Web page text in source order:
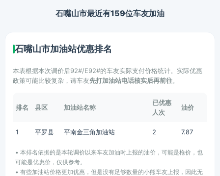
石嘴山市最近有159位车友加油
石嘴山市加油站优惠排名
本表根据本次调价后92#/E92#的车友实际支付价格统计。实际优惠
政策可能比较复杂，请车友先打加油站电话核实后再前往。
排名 县区 加油站名称
已优惠
人次
油价
1 平罗县 平南金三角加油站 2 7.87
• 本排名依据的是本轮调价以来车友加油时上报的油价，可能是枪价，也
可能是优惠价，仅供参考。
• 有些加油站价格更加优惠，但是没有足够数量的小熊车友上报，因此无